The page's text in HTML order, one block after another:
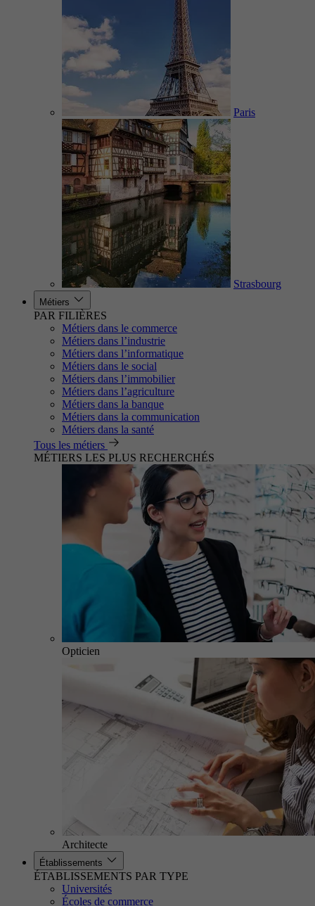
Paris
Strasbourg
Métiers
PAR FILIÈRES
Métiers dans le commerce
Métiers dans l’industrie
Métiers dans l’informatique
Métiers dans le social
Métiers dans l’immobilier
Métiers dans l’agriculture
Métiers dans la banque
Métiers dans la communication
Métiers dans la santé
Tous les métiers
MÉTIERS LES PLUS RECHERCHÉS
Opticien
Architecte
Établissements
ÉTABLISSEMENTS PAR TYPE
Universités
Écoles de commerce